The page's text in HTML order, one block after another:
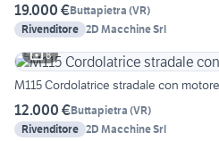
19.000 €Buttapietra (VR)
Rivenditore 2D Macchine Srl
8
M115 Cordolatrice stradale con
12.000 €Buttapietra (VR)
Rivenditore 2D Macchine Srl